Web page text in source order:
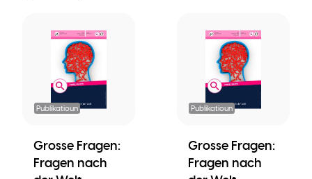
Publikatioun
Grosse Fragen:
Fragen nach
Publikatioun
Grosse Fragen:
Fragen nach